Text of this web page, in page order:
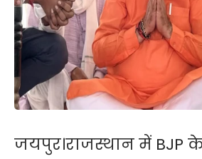
जयपुर।राजस्थान में BJP के